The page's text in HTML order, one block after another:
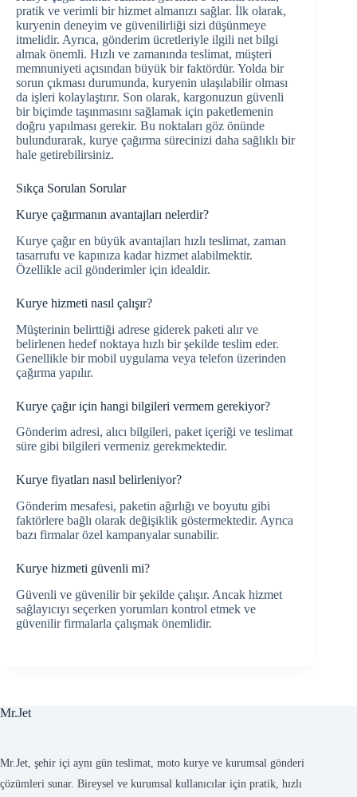
pratik ve verimli bir hizmet almanızı sağlar. İlk olarak,
kuryenin deneyim ve güvenilirliği sizi düşünmeye
itmelidir. Ayrıca, gönderim ücretleriyle ilgili net bilgi
almak önemli. Hızlı ve zamanında teslimat, müşteri
memnuniyeti açısından büyük bir faktördür. Yolda bir
sorun çıkması durumunda, kuryenin ulaşılabilir olması
da işleri kolaylaştırır. Son olarak, kargonuzun güvenli
bir biçimde taşınmasını sağlamak için paketlemenin
doğru yapılması gerekir. Bu noktaları göz önünde
bulundurarak, kurye çağırma sürecinizi daha sağlıklı bir
hale getirebilirsiniz.
Sıkça Sorulan Sorular
Kurye çağırmanın avantajları nelerdir?
Kurye çağır en büyük avantajları hızlı teslimat, zaman
tasarrufu ve kapınıza kadar hizmet alabilmektir.
Özellikle acil gönderimler için idealdir.
Kurye hizmeti nasıl çalışır?
Müşterinin belirttiği adrese giderek paketi alır ve
belirlenen hedef noktaya hızlı bir şekilde teslim eder.
Genellikle bir mobil uygulama veya telefon üzerinden
çağırma yapılır.
Kurye çağır için hangi bilgileri vermem gerekiyor?
Gönderim adresi, alıcı bilgileri, paket içeriği ve teslimat
süre gibi bilgileri vermeniz gerekmektedir.
Kurye fiyatları nasıl belirleniyor?
Gönderim mesafesi, paketin ağırlığı ve boyutu gibi
faktörlere bağlı olarak değişiklik göstermektedir. Ayrıca
bazı firmalar özel kampanyalar sunabilir.
Kurye hizmeti güvenli mi?
Güvenli ve güvenilir bir şekilde çalışır. Ancak hizmet
sağlayıcıyı seçerken yorumları kontrol etmek ve
güvenilir firmalarla çalışmak önemlidir.
Mr.Jet
Mr.Jet, şehir içi aynı gün teslimat, moto kurye ve kurumsal gönderi
çözümleri sunar. Bireysel ve kurumsal kullanıcılar için pratik, hızlı